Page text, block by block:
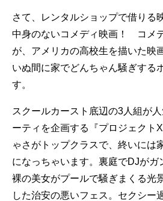
さて、レンタルショップで借りる
中身のないコメディ映画！ コメ
が、アメリカの高校生を描いた映
いぬ間に家でどんちゃん騒ぎする
す。
スクールカースト底辺の3人組が
ーティを企画する『プロジェクト
ゃさがトップクラスで、終いには
になっちゃいます。裏庭でDJがガ
裸の美女がプールで騒ぎまくる光
した治安の悪いフェス。セクシー